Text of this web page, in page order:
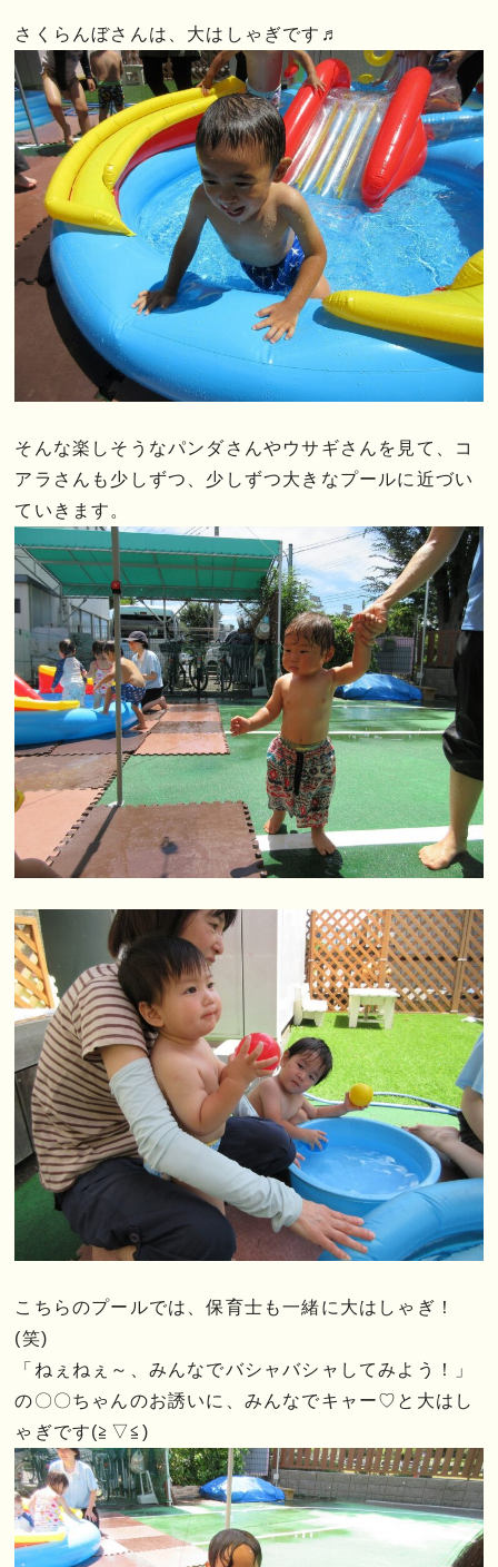
さくらんぼさんは、大はしゃぎです♬
そんな楽しそうなパンダさんやウサギさんを見て、コ
アラさんも少しずつ、少しずつ大きなプールに近づい
ていきます。
こちらのプールでは、保育士も一緒に大はしゃぎ！
(笑)
「ねぇねぇ～、みんなでバシャバシャしてみよう！」
の〇〇ちゃんのお誘いに、みんなでキャー♡と大はし
ゃぎです(≧▽≦)